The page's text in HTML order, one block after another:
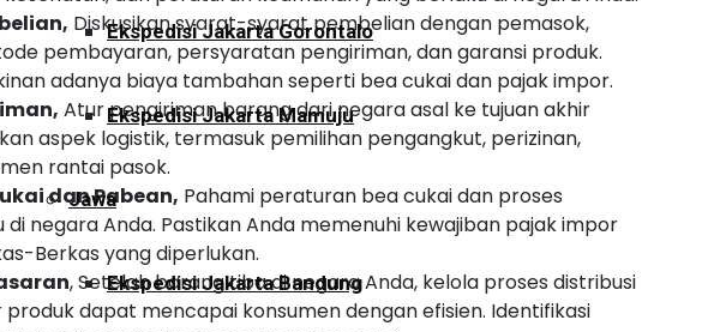
Ekspedisi Jakarta Gorontalo
Ekspedisi Jakarta Mamuju
Jawa
Ekspedisi Jakarta Bandung
Diskusikan syarat-syarat pembelian dengan pemasok,
pembayaran, persyaratan pengiriman, dan garansi produk.
adanya biaya tambahan seperti bea cukai dan pajak impor.
Atur pengiriman barang dari negara asal ke tujuan akhir
aspek logistik, termasuk pemilihan pengangkut, perizinan,
rantai pasok.
dan Pabean, Pahami peraturan bea cukai dan proses
negara Anda. Pastikan Anda memenuhi kewajiban pajak impor
Berkas yang diperlukan.
, Setelah barang tiba di negara Anda, kelola proses distribusi
dapat mencapai konsumen dengan efisien. Identifikasi